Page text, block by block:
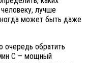
лучше
может быть даже
очередь обратить
C – мощный